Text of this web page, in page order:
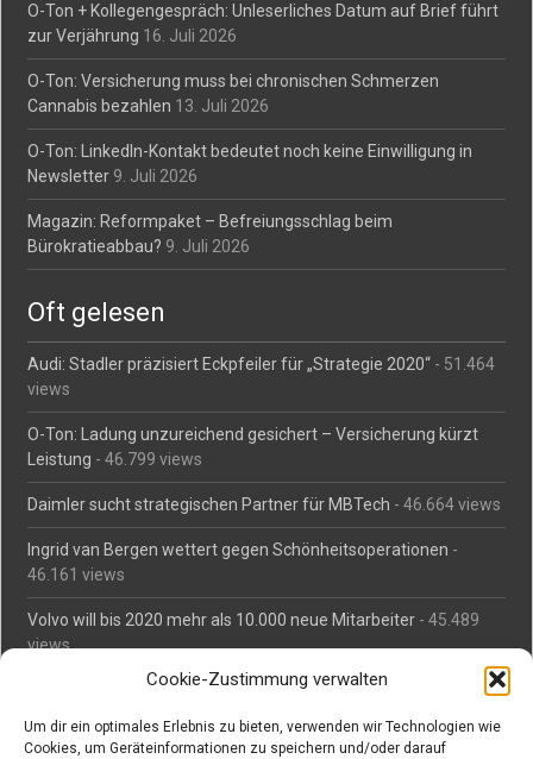
Cookie-Zustimmung verwalten
Um dir ein optimales Erlebnis zu bieten, verwenden wir Technologien wie
Cookies, um Geräteinformationen zu speichern und/oder darauf
O-Ton + Kollegengespräch: Unleserliches Datum auf Brief führt
zur Verjährung 16. Juli 2026
O-Ton: Versicherung muss bei chronischen Schmerzen
Cannabis bezahlen 13. Juli 2026
O-Ton: LinkedIn-Kontakt bedeutet noch keine Einwilligung in
Newsletter 9. Juli 2026
Magazin: Reformpaket – Befreiungsschlag beim
Bürokratieabbau? 9. Juli 2026
Oft gelesen
Audi: Stadler präzisiert Eckpfeiler für „Strategie 2020“ - 51.464
views
O-Ton: Ladung unzureichend gesichert – Versicherung kürzt
Leistung - 46.799 views
Daimler sucht strategischen Partner für MBTech - 46.664 views
Ingrid van Bergen wettert gegen Schönheitsoperationen -
46.161 views
Volvo will bis 2020 mehr als 10.000 neue Mitarbeiter - 45.489
views
Mäßiges Interesse an Daimlers MBtech- 44.716 views
O-Ton: Wer muss Schaden für abgedriftete Silvesterraketen